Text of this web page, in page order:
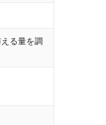
る量を調